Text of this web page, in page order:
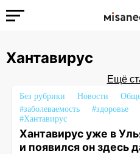
Хантавирус
Ещё
Без рубрики Новости
#заболеваемость
#здоровье
#Хантавирус
Хантавирус уже в
и появился он здесь